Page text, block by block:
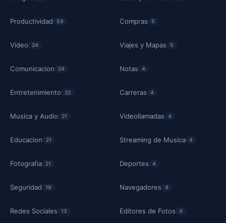
Productividad 59
Video 24
Comunicacion 24
Entretenimiento 22
Musica y Audio 21
Educacion 21
Fotografia 21
Seguridad 19
Redes Sociales 13
Compras 5
Viajes y Mapas 5
Notas 4
Carreras 4
Videollamadas 4
Streaming de Musica 4
Deportes 4
Navegadores 4
Editores de Fotos 4